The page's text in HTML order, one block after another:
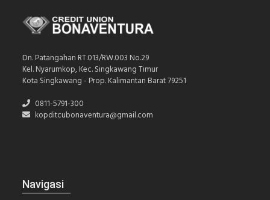
Dn. Patangahan RT.013/RW.003 No.29
Kel. Nyarumkop, Kec. Singkawang Timur
Kota Singkawang - Prop. Kalimantan Barat 79251
0811-5791-300
kopditcubonaventura@gmail.com
Navigasi